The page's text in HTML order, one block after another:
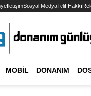
İletişimSosyal MedyaTelif Hakkı
MOBIL DONANIM